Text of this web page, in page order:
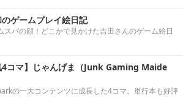
ゲームプレイ絵日記
スパの顔！どこかで見かけた吉田さんのゲーム絵日
4コマ】じゃんげま（Junk Gaming Maide
の一大コンテンツに成長した4コマ。単行本も好評